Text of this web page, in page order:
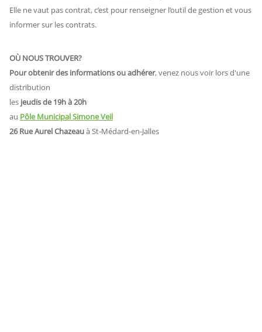
Elle ne vaut pas contrat, c’est pour renseigner l’outil de gestion et vous
informer sur les contrats.
OÙ NOUS TROUVER?
Pour obtenir des informations ouadhérer, venez nous voir lors d'une
distribution
les jeudis de 19h à 20h
au Pôle Municipal Simone Veil
26 Rue Aurel Chazeauà St-Médard-en-Jalles